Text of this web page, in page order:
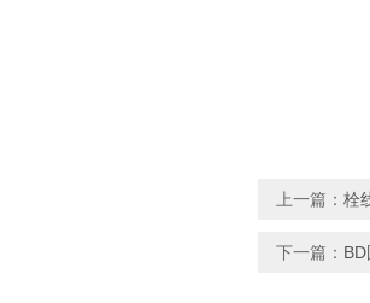
上一篇： 栓
下一篇：